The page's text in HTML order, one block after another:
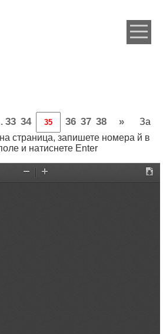
33 34 36 37 38 »
За
страница, запишете номера й в
и натиснете Enter